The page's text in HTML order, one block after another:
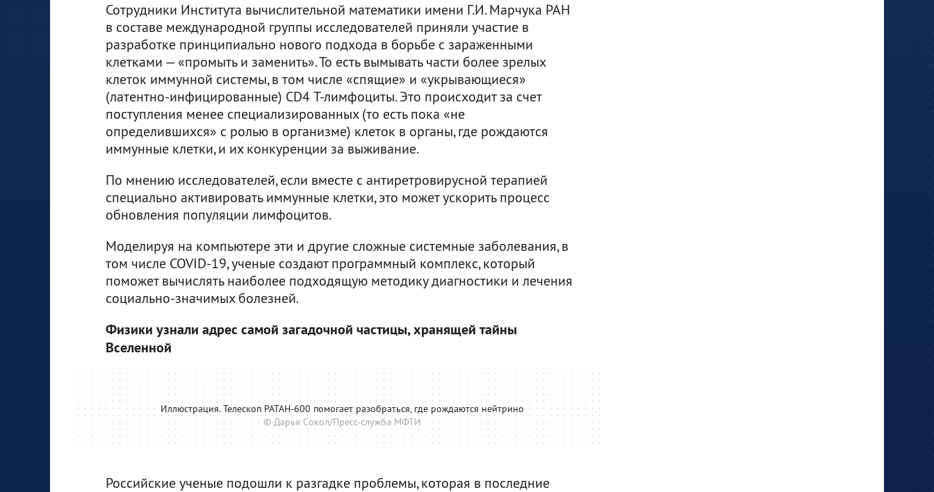
Сотрудники Института вычислительной математики имени Г.И. Марчука РАН
в составе международной группы исследователей приняли участие в
разработке принципиально нового подхода в борьбе с зараженными
клетками — «промыть и заменить». То есть вымывать части более зрелых
клеток иммунной системы, в том числе «спящие» и «укрывающиеся»
(латентно-инфицированные) CD4 Т-лимфоциты. Это происходит за счет
поступления менее специализированных (то есть пока «не
определившихся» с ролью в организме) клеток в органы, где рождаются
иммунные клетки, и их конкуренции за выживание.
По мнению исследователей, если вместе с антиретровирусной терапией
специально активировать иммунные клетки, это может ускорить процесс
обновления популяции лимфоцитов.
Моделируя на компьютере эти и другие сложные системные заболевания, в
том числе COVID-19, ученые создают программный комплекс, который
поможет вычислять наиболее подходящую методику диагностики и лечения
социально-значимых болезней.
Физики узнали адрес самой загадочной частицы, хранящей тайны
Вселенной
Иллюстрация. Телескоп РАТАН-600 помогает разобраться, где рождаются нейтрино
© Дарья Сокол/Пресс-служба МФТИ
Российские ученые подошли к разгадке проблемы, которая в последние